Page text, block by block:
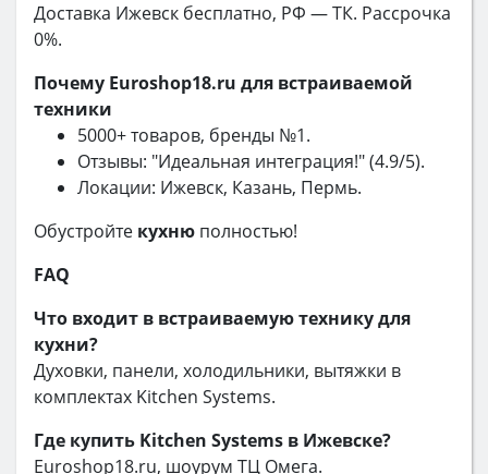
Доставка Ижевск бесплатно, РФ — ТК. Рассрочка
0%.
Почему Euroshop18.ru для встраиваемой
техники
5000+ товаров, бренды №1.
Отзывы: "Идеальная интеграция!" (4.9/5).
Локации: Ижевск, Казань, Пермь.
Обустройте кухню полностью!
FAQ
Что входит в встраиваемую технику для
кухни?
Духовки, панели, холодильники, вытяжки в
комплектах Kitchen Systems.
Где купить Kitchen Systems в Ижевске?
Euroshop18.ru, шоурум ТЦ Омега.